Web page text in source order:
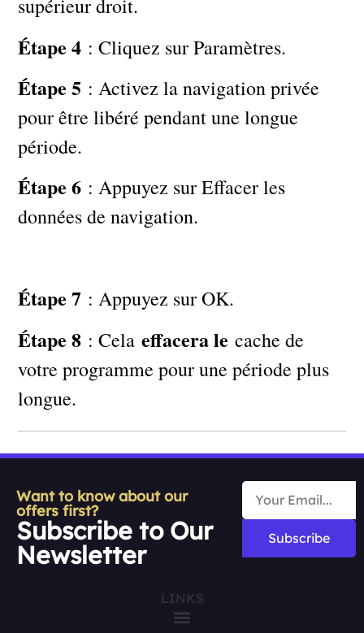
supérieur droit.
Étape 4 : Cliquez sur Paramètres.
Étape 5 : Activez la navigation privée
pour être libéré pendant une longue
période.
Étape 6 : Appuyez sur Effacer les
données de navigation.
Étape 7 : Appuyez sur OK.
Étape 8 : Celaeffacera le cache de
votre programme pour une période plus
longue.
Want to know about our
offers first?
Subscribe to Our
Newsletter
Subscribe
LINKS